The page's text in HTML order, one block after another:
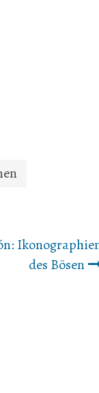
des Bösen